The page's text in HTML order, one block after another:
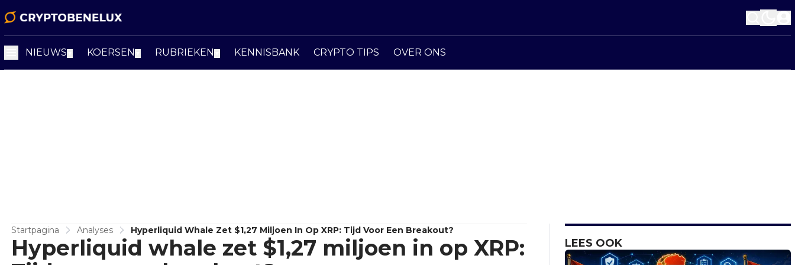
NIEUWS KOERSEN RUBRIEKEN KENNISBANK CRYPTO TIPS OVER ONS
Startpagina Analyses Hyperliquid Whale Zet $1,27 Miljoen In Op XRP: Tijd Voor Een Breakout?
Hyperliquid whale zet $1,27 miljoen in op XRP:
LEES OOK